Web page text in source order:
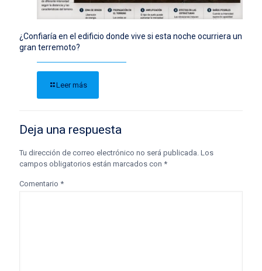
¿Confiaría en el edificio donde vive si esta noche ocurriera un
gran terremoto?
Leer más
Deja una respuesta
Tu dirección de correo electrónico no será publicada. Los
campos obligatorios están marcados con *
Comentario *